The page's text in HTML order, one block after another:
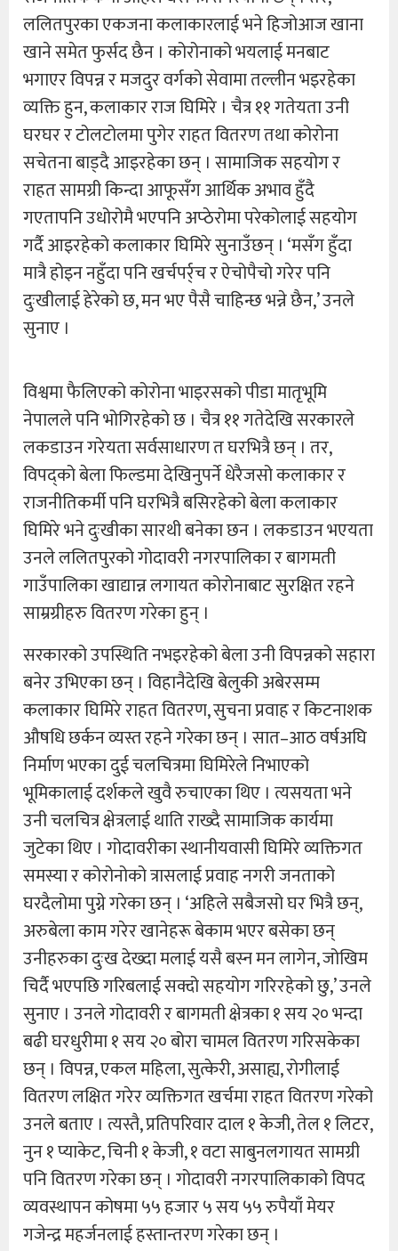
ललितपुरका एकजना कलाकारलाई भने हिजोआज खाना
खाने समेत फुर्सद छैन । कोरोनाको भयलाई मनबाट
भगाएर विपन्न र मजदुर वर्गको सेवामा तल्लीन भइरहेका
व्यक्ति हुन, कलाकार राज घिमिरे । चैत्र ११ गतेयता उनी
घरघर र टोलटोलमा पुगेर राहत वितरण तथा कोरोना
सचेतना बाड्दै आइरहेका छन् । सामाजिक सहयोग र
राहत सामग्री किन्दा आफूसँग आर्थिक अभाव हुँदै
गएतापनि उधोरोमै भएपनि अप्ठेरोमा परेकोलाई सहयोग
गर्दै आइरहेको कलाकार घिमिरे सुनाउँछन् । ‘मसँग हुँदा
मात्रै होइन नहुँदा पनि खर्चपर्र्च र ऐचोपैचो गरेर पनि
दुःखीलाई हेरेको छ, मन भए पैसै चाहिन्छ भन्ने छैन,’ उनले
सुनाए ।
विश्वमा फैलिएको कोरोना भाइरसको पीडा मातृभूमि
नेपालले पनि भोगिरहेको छ । चैत्र ११ गतेदेखि सरकारले
लकडाउन गरेयता सर्वसाधारण त घरभित्रै छन् । तर,
विपद्को बेला फिल्डमा देखिनुपर्ने धेरैजसो कलाकार र
राजनीतिकर्मी पनि घरभित्रै बसिरहेको बेला कलाकार
घिमिरे भने दुःखीका सारथी बनेका छन । लकडाउन भएयता
उनले ललितपुरको गोदावरी नगरपालिका र बागमती
गाउँपालिका खाद्यान्न लगायत कोरोनाबाट सुरक्षित रहने
साम्रग्रीहरु वितरण गरेका हुन् ।
सरकारको उपस्थिति नभइरहेको बेला उनी विपन्नको सहारा
बनेर उभिएका छन् । विहानैदेखि बेलुकी अबेरसम्म
कलाकार घिमिरे राहत वितरण, सुचना प्रवाह र किटनाशक
औषधि छर्कन व्यस्त रहने गरेका छन् । सात–आठ वर्षअघि
निर्माण भएका दुई चलचित्रमा घिमिरेले निभाएको
भूमिकालाई दर्शकले खुवै रुचाएका थिए । त्यसयता भने
उनी चलचित्र क्षेत्रलाई थाति राख्दै सामाजिक कार्यमा
जुटेका थिए । गोदावरीका स्थानीयवासी घिमिरे व्यक्तिगत
समस्या र कोरोनोको त्रासलाई प्रवाह नगरी जनताको
घरदैलोमा पुग्ने गरेका छन् । ‘अहिले सबैजसो घर भित्रै छन्,
अरुबेला काम गरेर खानेहरू बेकाम भएर बसेका छन्
उनीहरुका दुःख देख्दा मलाई यसै बस्न मन लागेन, जोखिम
चिर्दै भएपछि गरिबलाई सक्दो सहयोग गरिरहेको छु,’ उनले
सुनाए । उनले गोदावरी र बागमती क्षेत्रका १ सय २० भन्दा
बढी घरधुरीमा १ सय २० बोरा चामल वितरण गरिसकेका
छन् । विपन्न, एकल महिला, सुत्केरी, असाह्य, रोगीलाई
वितरण लक्षित गरेर व्यक्तिगत खर्चमा राहत वितरण गरेको
उनले बताए । त्यस्तै, प्रतिपरिवार दाल १ केजी, तेल १ लिटर,
नुन १ प्याकेट, चिनी १ केजी, १ वटा साबुनलगायत सामग्री
पनि वितरण गरेका छन् । गोदावरी नगरपालिकाको विपद
व्यवस्थापन कोषमा ५५ हजार ५ सय ५५ रुपैयाँ मेयर
गजेन्द्र महर्जनलाई हस्तान्तरण गरेका छन् ।